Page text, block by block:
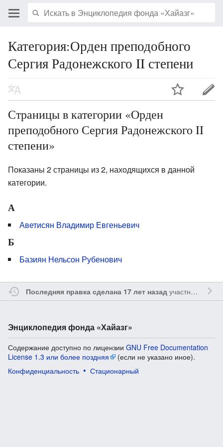
Категория:Орден преподобного
Сергия Радонежского II степени
Страницы в категории «Орден
преподобного Сергия Радонежского II
степени»
Показаны 2 страницы из 2, находящихся в данной
категории.
А
Аветисян Владимир Евгеньевич
Б
Базиян Нельсон Рубенович
Последняя правка сделана 17 лет назадучастником
Энциклопедия фонда «Хайазг»
Содержание доступно по лицензии GNU Free Documentation
License 1.3 или более поздняя
(если не указано иное).
Конфиденциальность
Стационарный